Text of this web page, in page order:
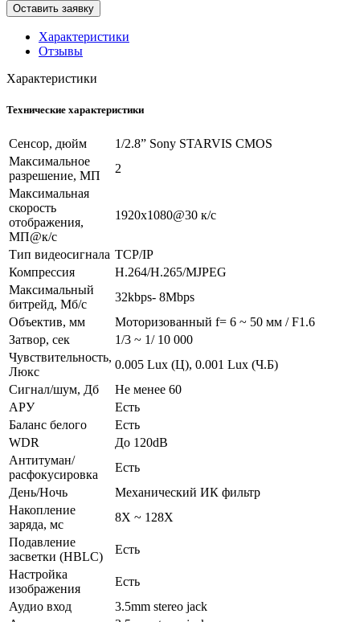
Оставить заявку
Характеристики
Отзывы
Характеристики
Технические характеристики
Сенсор, дюйм
1/2.8” Sony STARVIS CMOS
Максимальное
разрешение, МП
2
Максимальная
скорость
отображения,
МП@к/с
1920x1080@30 к/c
Тип видеосигнала TCP/IP
Компрессия
H.264/H.265/MJPEG
Максимальный
битрейд, Мб/с
32kbps- 8Mbps
Объектив, мм
Моторизованный f= 6 ~ 50 мм / F1.6
Затвор, сек
1/3 ~ 1/ 10 000
Чувствительность,
Люкс
0.005 Lux (Ц), 0.001 Lux (Ч.Б)
Сигнал/шум, Дб
Не менее 60
АРУ
Есть
Баланс белого
Есть
WDR
До 120dB
Антитуман/
расфокусировка
Есть
День/Ночь
Механический ИК фильтр
Накопление
заряда, мс
8X ~ 128X
Подавление
засветки (HBLC)
Есть
Настройка
изображения
Есть
Аудио вход
3.5mm stereo jack